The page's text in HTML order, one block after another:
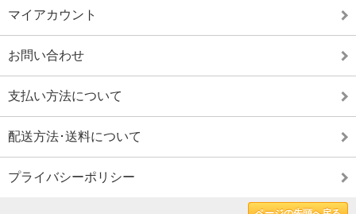
マイアカウント
お問い合わせ
支払い方法について
配送方法･送料について
プライバシーポリシー